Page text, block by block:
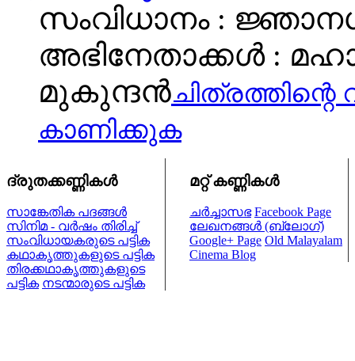
സംവിധാനം :
അഭിനേതാക്കള്‍ :
മുകുന്ദന്‍ചിത്രത്തിന്റെ
കാണിക്കുക
ദ്രുതക്കണ്ണികള്‍
സാങ്കേതിക പദങ്ങള്‍
സിനിമ - വര്‍ഷം തിരിച്ച്
സംവിധായകരുടെ പട്ടിക
കഥാകൃത്തുകളുടെ പട്ടിക
തിരക്കഥാകൃത്തുകളുടെ
പട്ടിക നടന്മാരുടെ പട്ടിക
മറ്റ് കണ്ണികള്‍
ചര്‍ച്ചാസഭ Facebook Page
ലേഖനങ്ങള്‍ (ബ്ലോഗ്)
Google+ Page Old Malayalam
Cinema Blog